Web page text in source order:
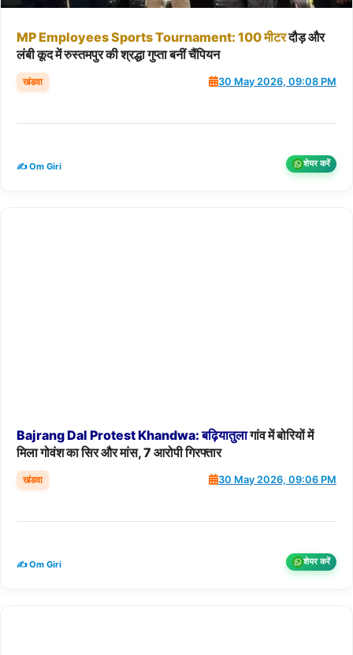
MPEmployeesSportsTournament: 100मीटरदौड़ और
लंबी कूद में रुस्तमपुर की श्रद्धा गुप्ता बनीं चैंपियन
खंडवा 30 May 2026, 09:08 PM
✍️ Om Giri शेयर करें
BajrangDal ProtestKhandwa: बढ़ियातुलागांव में बोरियों में
मिला गोवंश का सिर और मांस, 7 आरोपी गिरफ्तार
खंडवा 30 May 2026, 09:06 PM
✍️ Om Giri शेयर करें